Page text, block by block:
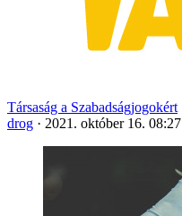
Társaság a Szabadságjogokért
drog · 2021. október 16. 08:27